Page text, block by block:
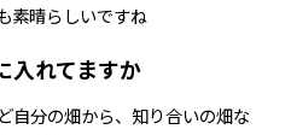
素晴らしいですね
入れてますか
自分の畑から、知り合いの畑な